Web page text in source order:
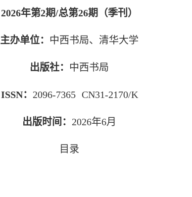
2026年第2期/总第26期（季刊）
主办单位： 中西书局、清华大学
出版社： 中西书局
ISSN： 2096-7365 CN31-2170/K
出版时间： 2026年6月
目录